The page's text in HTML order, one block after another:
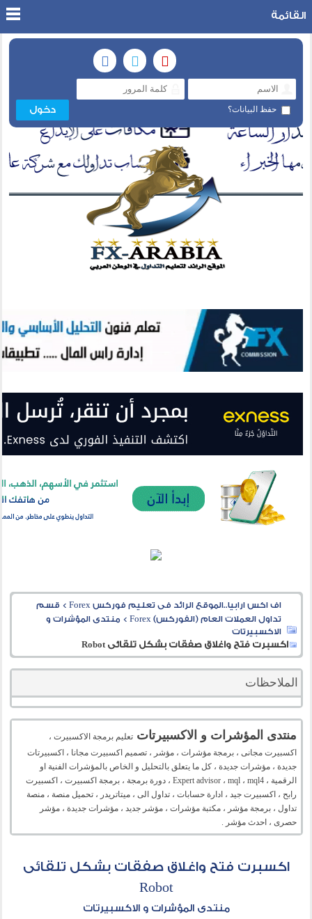
حفظ البيانات؟
القائمة
اف اكس ارابيا..الموقع الرائد فى تعليم فوركس Forex > قسم
تداول العملات العام (الفوركس) Forex
> منتدى المؤشرات و
الاكسبيرتات
اكسبرت فتح واغلاق صفقات بشكل تلقائى Robot
الملاحظات
منتدى المؤشرات و الاكسبيرتات تعليم برمجة الاكسبيرت ،
اكسبيرت مجانى ، برمجة مؤشرات ، مؤشر ، تصميم اكسبيرت مجانا ، اكسبيرتات
جديدة ، مؤشرات جديدة ، كل ما يتعلق بالتحليل و الخاص بالمؤشرات الفنية او
الرقمية ، Expert advisor ، mql ، mql4 ، دورة برمجة ، برمجة اكسبيرت ، اكسبيرت
رابح ، اكسبيرت جيد ، ادارة حسابات ، تداول الى ، ميتاتريدر ، تحميل منصة ، منصة
تداول ، برمجة مؤشر ، مكتبة مؤشرات ، مؤشر جديد ، مؤشرات جديدة ، مؤشر
حصرى ، احدث مؤشر .
اكسبرت فتح واغلاق صفقات بشكل تلقائى
Robot
منتدى المؤشرات و الاكسبيرتات